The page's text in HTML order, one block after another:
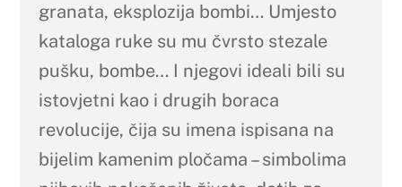
granata, eksplozija bombi… Umjesto
kataloga ruke su mu čvrsto stezale
pušku, bombe… I njegovi ideali bili su
istovjetni kao i drugih boraca
revolucije, čija su imena ispisana na
bijelim kamenim pločama – simbolima